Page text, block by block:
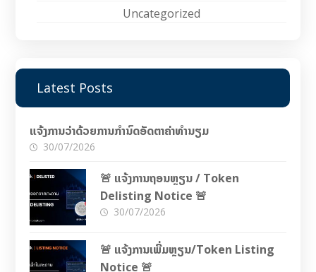
Uncategorized
Latest Posts
ແຈ້ງການວ່າດ້ວຍການກຳນົດອັດຕາຄ່າທຳນຽມ
30/07/2026
🚨 ແຈ້ງການຖອນຫຼຽນ / Token
Delisting Notice 🚨
30/07/2026
🚨 ແຈ້ງການເພີ່ມຫຼຽນ/Token Listing
Notice 🚨